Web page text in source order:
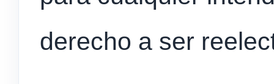
derecho a ser